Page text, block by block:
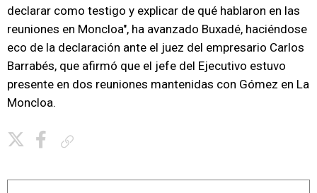
declarar como testigo y explicar de qué hablaron en las
reuniones en Moncloa", ha avanzado Buxadé, haciéndose
eco de la declaración ante el juez del empresario Carlos
Barrabés, que afirmó que el jefe del Ejecutivo estuvo
presente en dos reuniones mantenidas con Gómez en La
Moncloa.